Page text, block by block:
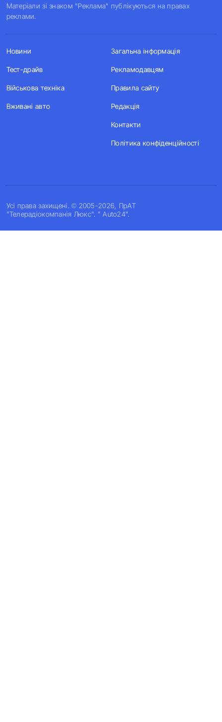
Матеріали зі знаком "Реклама" публікуються на правах
реклами.
Усi права захищенi. © 2005-2026, ПрАТ
"Телерадіокомпанія Люкс". " Auto24".
Новини
Тест-драйв
Військова техніка
Вживані авто
Загальна інформація
Рекламодавцям
Правила сайту
Редакція
Контакти
Політика конфіденційності